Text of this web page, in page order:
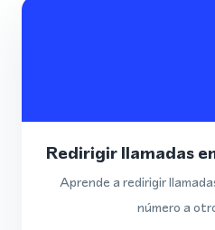
Redirigir llamadas
Aprende a redirigir
número a